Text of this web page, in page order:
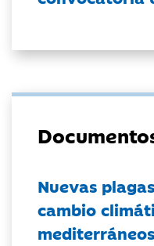
Nuevas
cambio
mediterráneos